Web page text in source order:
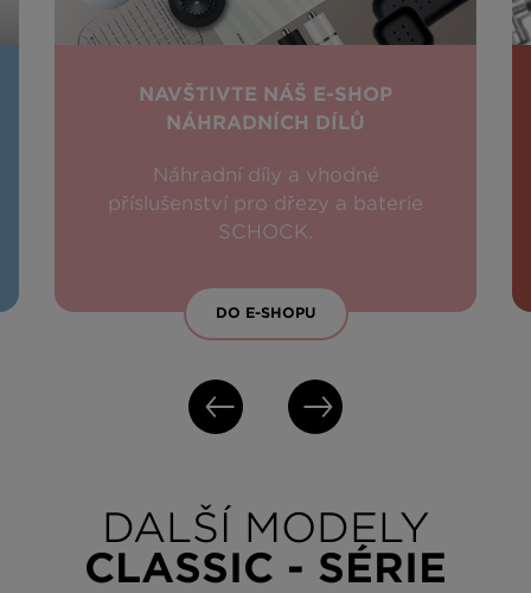
NAVŠTIVTE NÁŠ E-SHOP
NÁHRADNÍCH DÍLŮ
Náhradní díly a vhodné
příslušenství pro dřezy a baterie
SCHOCK.
DO E-SHOPU
DALŠÍ MODELY
CLASSIC - SÉRIE